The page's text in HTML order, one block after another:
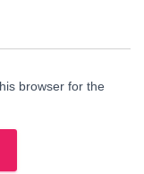
browser for the